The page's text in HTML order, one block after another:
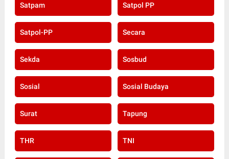
Satpam Satpol PP
Satpol-PP Secara
Sekda Sosbud
Sosial Sosial Budaya
Surat Tapung
THR TNI